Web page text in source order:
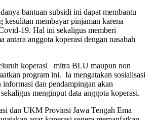
bantuan subsidi ini dapat membantu
kesulitan membayar pinjaman karena
19. Hal ini sekaligus memberi
antara anggota koperasi dengan nasabah
koperasi mitra BLU maupun non
program ini. Ia mengatakan sosialisasi
dan pendampingan akan
menginput data anggota koperasi.
dan UKM Provinsi Jawa Tengah Ema